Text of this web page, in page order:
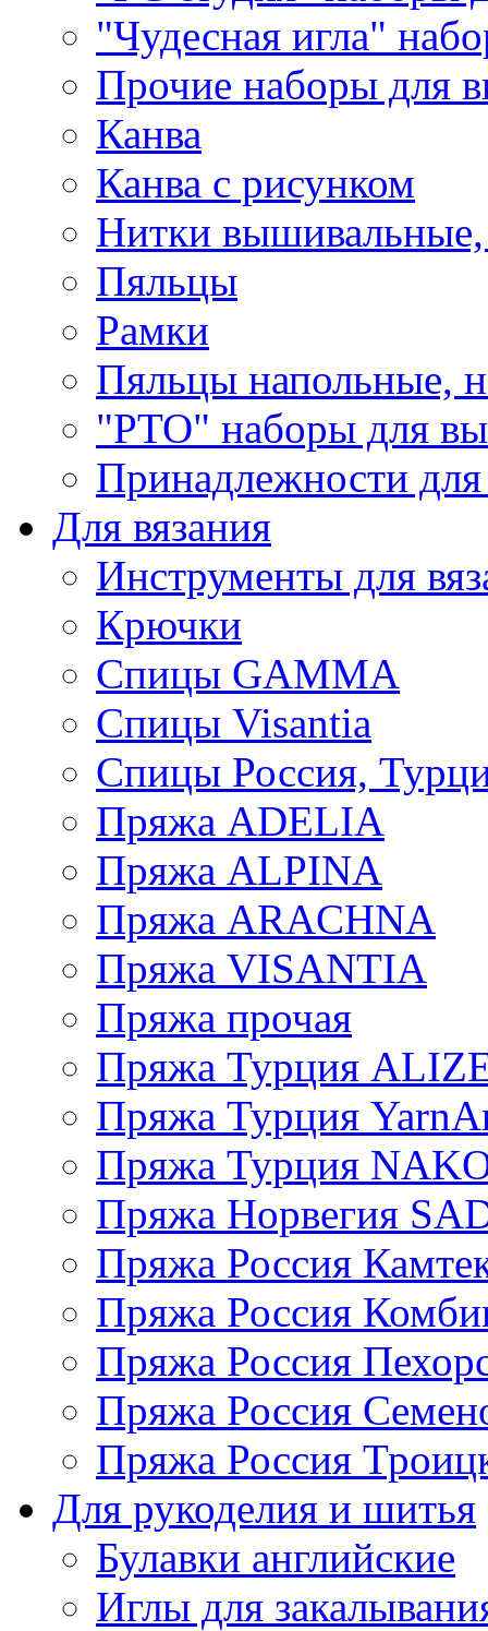
"Чудесная игла"
Прочие наборы для
Канва
Канва с рисунком
Нитки
Пяльцы
Рамки
Пяльцы напольные,
"РТО" наборы для
Принадлежности
Для вязания
Инструменты для
Крючки
Спицы GAMMA
Спицы Visantia
Спицы Россия,
Пряжа ADELIA
Пряжа ALPINA
Пряжа ARACHNA
Пряжа VISANTIA
Пряжа прочая
Пряжа Турция
Пряжа Турция
Пряжа Турция
Пряжа Норвегия
Пряжа Россия
Пряжа Россия
Пряжа Россия
Пряжа Россия
Пряжа Россия
Для рукоделия и шитья
Булавки английские
Иглы для